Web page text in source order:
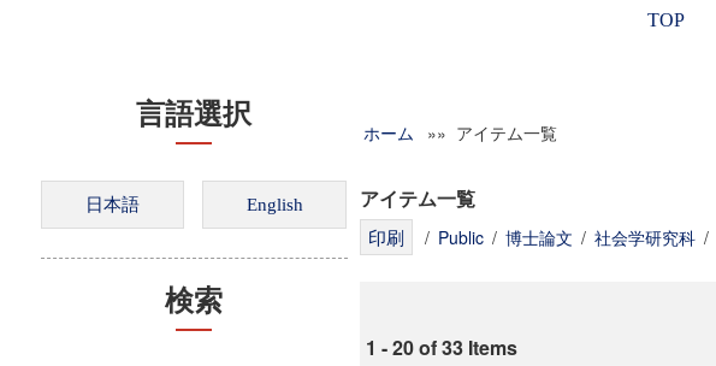
TOP
言語選択
検索
ホーム »» アイテム一覧
アイテム一覧
/ Public / 博士論文 / 社会学研究科 /
1 - 20 of 33 Items